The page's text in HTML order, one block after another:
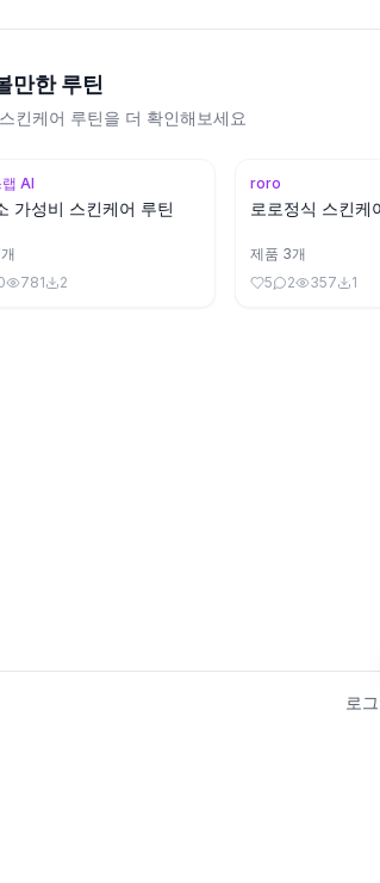
만한 루틴
킨케어 루틴을 더 확인해보세요
AI
가성비 스킨케어 루틴
개
781 2
roro
로로정식 스킨케
제품 3개
5
2 357 1
로